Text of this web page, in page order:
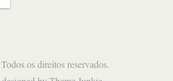
os direitos reservados.